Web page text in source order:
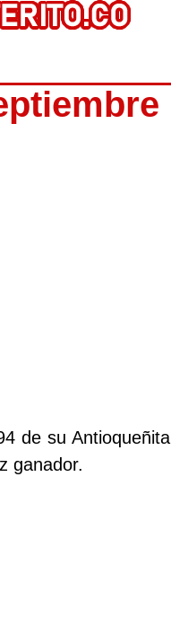
de su Antioqueñita
ganador.